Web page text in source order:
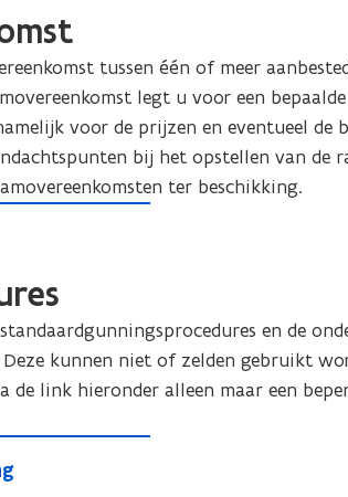
tussen één of meer
legt u voor een
voor de prijzen en eventueel de
bij het opstellen van de
ter beschikking.
en de
kunnen niet of zelden gebruikt
link hieronder alleen maar een